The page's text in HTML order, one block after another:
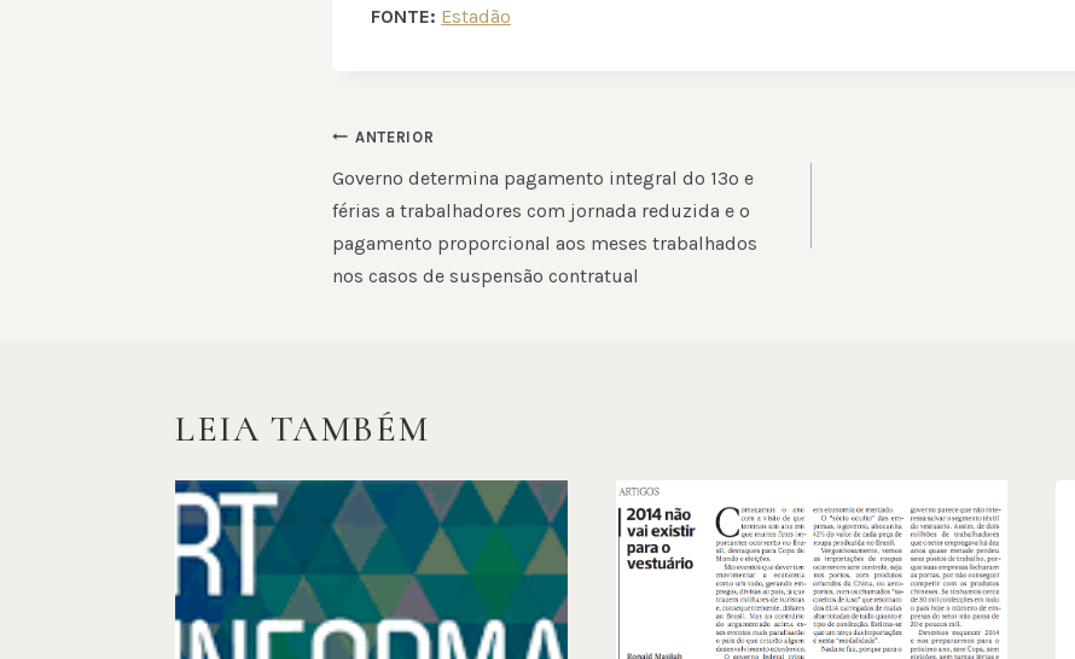
FONTE: Estadão
NAVEGAÇÃO
DE
POST
ANTERIOR
Governo determina pagamento integral do 13º e
férias a trabalhadores com jornada reduzida e o
pagamento proporcional aos meses trabalhados
nos casos de suspensão contratual
LEIA TAMBÉM